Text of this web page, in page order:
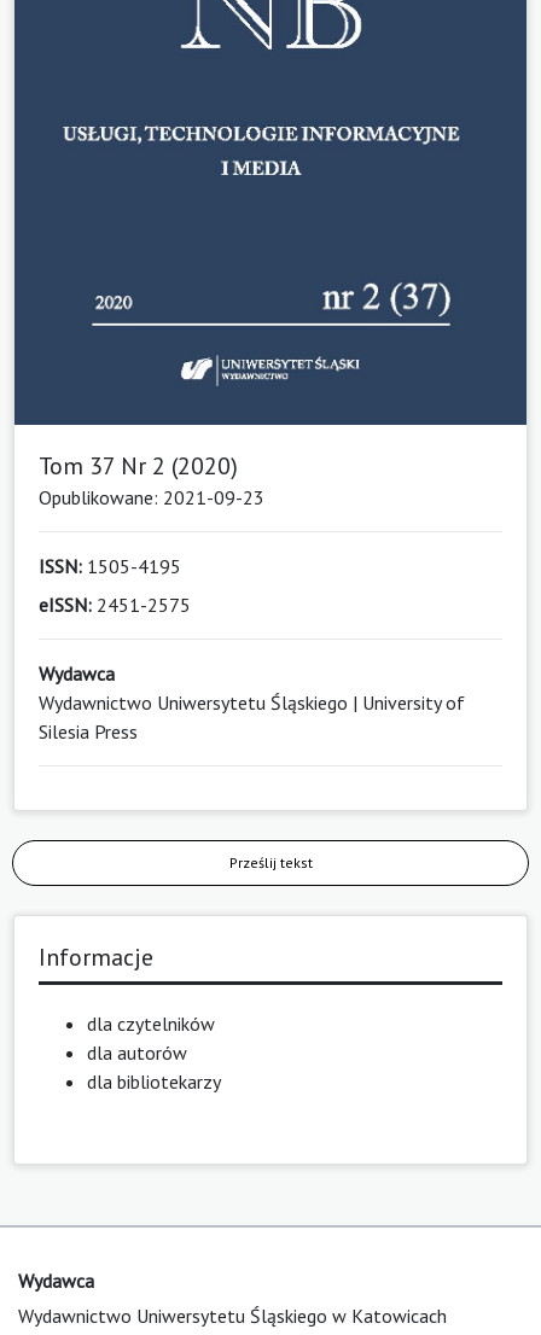
Tom 37 Nr 2 (2020)
Opublikowane: 2021-09-23
ISSN: 1505-4195
eISSN: 2451-2575
Wydawca
Wydawnictwo Uniwersytetu Śląskiego | University of
Silesia Press
Prześlij tekst
Informacje
dla czytelników
dla autorów
dla bibliotekarzy
Wydawca
Wydawnictwo Uniwersytetu Śląskiego w Katowicach